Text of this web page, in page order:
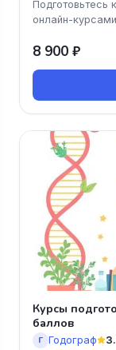
Подготовьтесь
онлайн-
8 900 ₽
Курсы
баллов
Г Годограф